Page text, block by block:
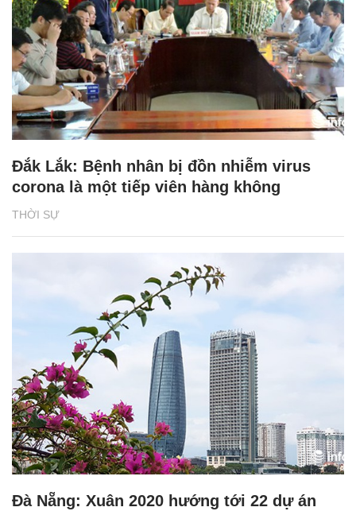
THỜI SỰ
Đắk Lắk: Bệnh nhân bị đồn nhiễm virus
corona là một tiếp viên hàng không
Đà Nẵng: Xuân 2020 hướng tới 22 dự án